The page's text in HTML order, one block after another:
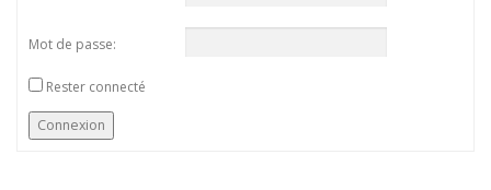
Mot de passe:
Rester connecté
Connexion